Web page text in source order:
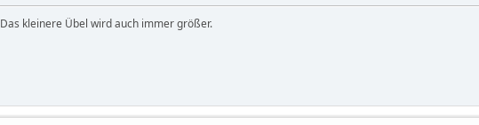
Das kleinere Übel wird auch immer größer.